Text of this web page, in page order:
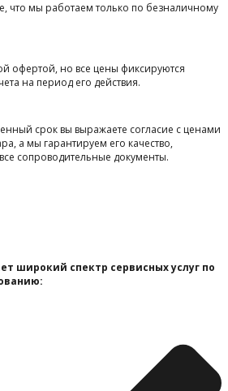
мы работаем только по безналичному
офертой, но все цены фиксируются
на период его действия.
срок вы выражаете согласие с ценами
а мы гарантируем его качество,
сопроводительные документы.
широкий спектр сервисных услуг по